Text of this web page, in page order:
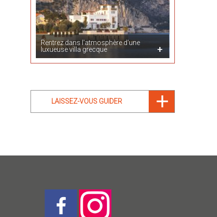
Rentrez dans l'atmosphère d'une
luxueuse villa grecque
LAISSEZ-VOUS GUIDER